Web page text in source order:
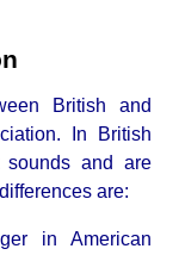
British and
In British
sounds and are
are:
in American